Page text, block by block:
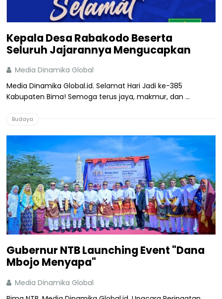
Kepala Desa Rabakodo Beserta
Seluruh Jajarannya Mengucapkan
Media Dinamika Global
Media Dinamika Global.id. Selamat Hari Jadi ke-385
Kabupaten Bima! Semoga terus jaya, makmur, dan ...
Budaya
Gubernur NTB Launching Event "Dana
Mbojo Menyapa"
Media Dinamika Global